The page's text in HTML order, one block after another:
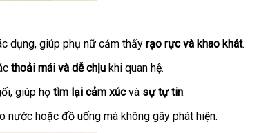
dụng, giúp phụ nữ cảm thấy rạo rực và khao khát.
thoải mái và dễ chịu khi quan hệ.
giúp họ tìm lại cảm xúcvà sự tự tin.
nước hoặc đồ uống mà không gây phát hiện.